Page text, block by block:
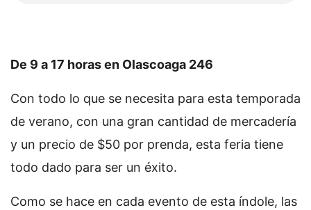
De 9 a 17 horas en Olascoaga 246
Con todo lo que se necesita para esta temporada
de verano, con una gran cantidad de mercadería
y un precio de $50 por prenda, esta feria tiene
todo dado para ser un éxito.
Como se hace en cada evento de esta índole, las